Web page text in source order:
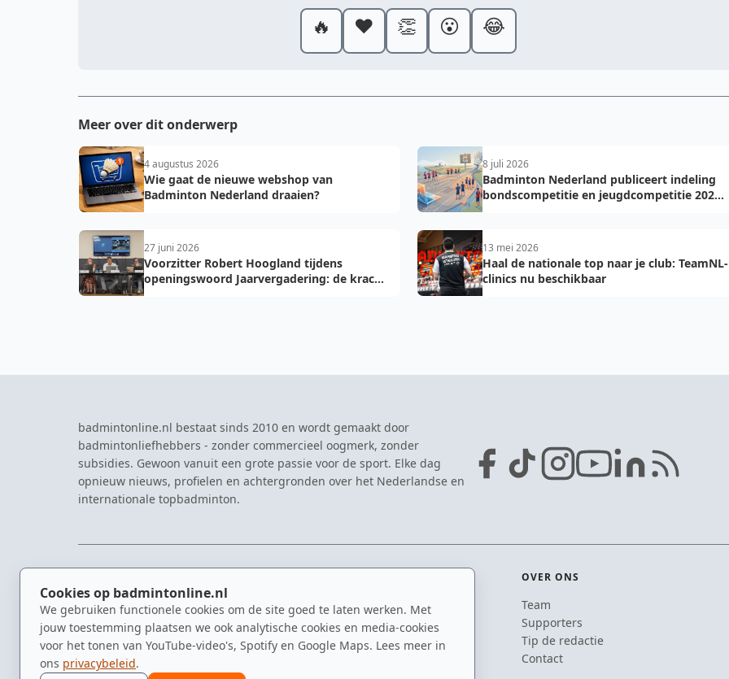
Cookies op badmintonline.nl
We gebruiken functionele cookies om de site goed te laten werken. Met
jouw toestemming plaatsen we ook analytische cookies en media-cookies
voor het tonen van YouTube-video's, Spotify en Google Maps. Lees meer in
ons privacybeleid.
🔥 ❤️ 👏 😮 😂
Meer over dit onderwerp
4 augustus 2026
Wie gaat de nieuwe webshop van
Badminton Nederland draaien?
8 juli 2026
Badminton Nederland publiceert indeling
bondscompetitie en jeugdcompetitie 2026-
27 juni 2026
Voorzitter Robert Hoogland tijdens
openingswoord Jaarvergadering: de kracht
13 mei 2026
Haal de nationale top naar je club: TeamNL-
clinics nu beschikbaar
badmintonline.nl bestaat sinds 2010 en wordt gemaakt door
badmintonliefhebbers - zonder commercieel oogmerk, zonder
subsidies. Gewoon vanuit een grote passie voor de sport. Elke dag
opnieuw nieuws, profielen en achtergronden over het Nederlandse en
internationale topbadminton.
Nieuws
Kennisbank
Spelers
Clubs
Eredivisie
NK Badminton
Dutch Open
Zomerbadminton
OVER ONS
Team
Supporters
Tip de redactie
Contact